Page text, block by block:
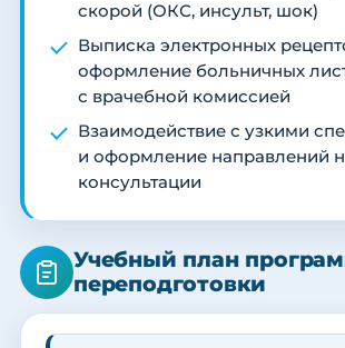
скорой (ОКС, инсульт, шок)
Выписка электронных
оформление больничных
с врачебной комиссией
Взаимодействие с узкими
и оформление направлений
консультации
Учебный план
переподготовки